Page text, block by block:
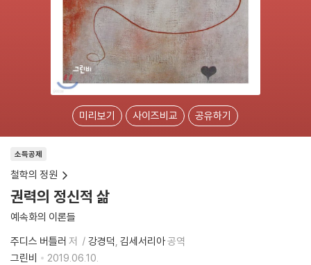
미리보기 사이즈비교 공유하기
소득공제
철학의 정원
권력의 정신적 삶
예속화의 이론들
주디스 버틀러 저 강경덕 김세서리아공역
그린비
2019.06.10.